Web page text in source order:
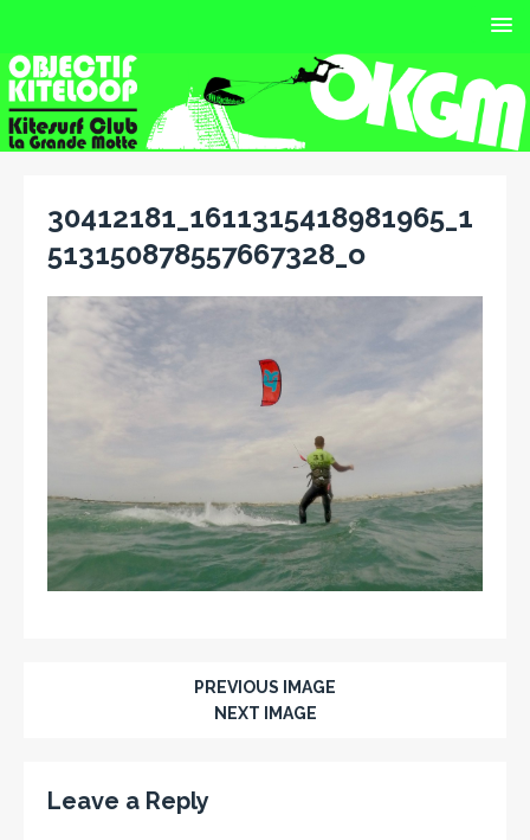
30412181_1611315418981965_1
513150878557667328_o
PREVIOUS IMAGE
NEXT IMAGE
Leave a Reply